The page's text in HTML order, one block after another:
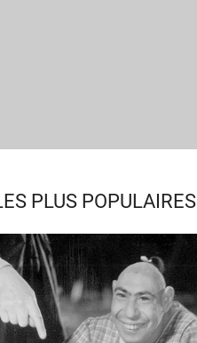
PLUS POPULAIRES